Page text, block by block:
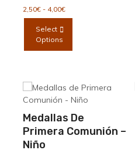
2,50€ - 4,00€Rango
de
2,50€
Select
Options
Las
opciones
pueden
elegir
Medallas De
Primera Comunión –
Niño